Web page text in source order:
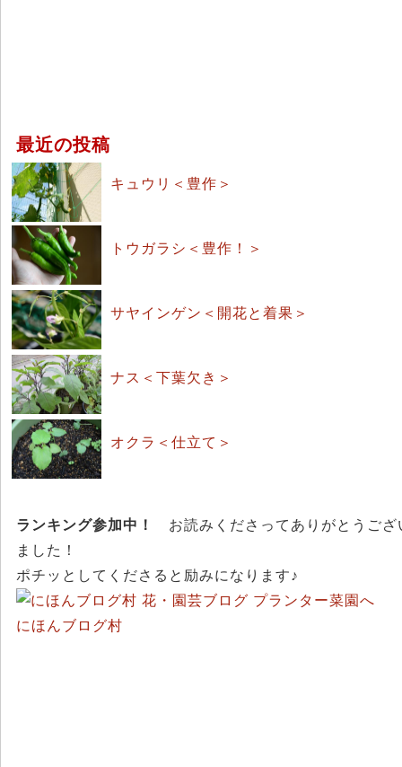
最近の投稿
キュウリ＜豊作＞
トウガラシ＜豊作！＞
サヤインゲン＜開花と着果＞
ナス＜下葉欠き＞
オクラ＜仕立て＞
ランキング参加中！
お読みくださってありがとうござ
ました！
ポチッとしてくださると励みになります♪
にほんブログ村